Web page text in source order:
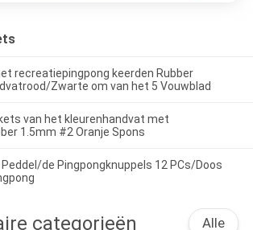
recreatiepingpong keerden Rubber
Zwarte om van het 5 Vouwblad
van het kleurenhandvat met
1.5mm #2 Oranje Spons
de Pingpongknuppels 12 PCs/Doos
categorieën Alle